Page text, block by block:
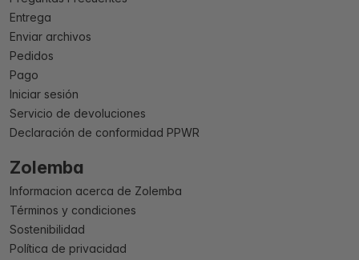
Entrega
Enviar archivos
Pedidos
Pago
Iniciar sesión
Servicio de devoluciones
Declaración de conformidad PPWR
Zolemba
Informacion acerca de Zolemba
Términos y condiciones
Sostenibilidad
Política de privacidad